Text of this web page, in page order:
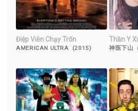
Điệp Viên Chạy Trốn
AMERICAN ULTRA (2015)
Thần Y
神医下山